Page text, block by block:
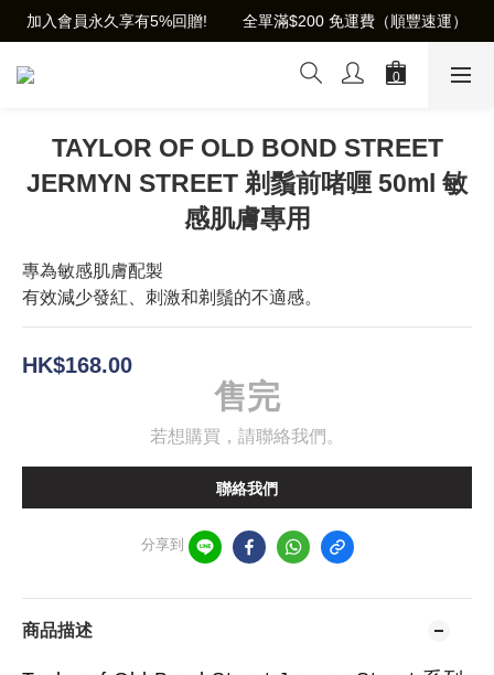
加入會員永久享有5%回贈!        全單滿$200 免運費（順豐速運）
TAYLOR OF OLD BOND STREET
JERMYN STREET 剃鬚前啫喱 50ml 敏
感肌膚專用
專為敏感肌膚配製
有效減少發紅、刺激和剃鬚的不適感。
HK$168.00
售完
若想購買，請聯絡我們。
聯絡我們
分享到
商品描述